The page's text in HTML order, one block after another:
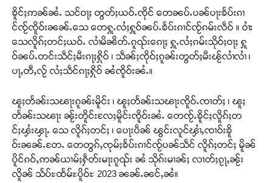
ၶိူင်ႈဢၼ်ၼႆႉ သင်ဝႃႈ တွတ်ႈယဝ်ႉၸိုင် တေၼပ်ႉပၼ်ပႃးၶႅပ်းၵၢ
င်ၸႂ်ၸိူဝ်းၼၼ်ႉသေ တေႁူႉလႆႈႁူဝ်ၼပ်ႉၶႅပ်းၵၢင်ၸႂ်ၵမ်းလဵဝ် ။ ဝၢႆး
သေလိူၵ်ႈတင်ႈယဝ်ႉ လၢႆမိၼိတ်ႉၵူၺ်းၵေႃႈ ႁူႉလႆႈၵမ်းသိုဝ်ႈဝႃႈ ႁူ
ဝ်ၼပ်ႉတင်းသဵင်ႈမီးၵႃႈႁိုဝ် ၊ သဵၼ်ႈၸိုဝ်ႈၵူၼ်းတွတ်ႈမီးၽႂ်လၢႆလၢႆ ၊
ပႃႇတီႇလႂ် လႆႈသဵင်ၵႃႈႁိုဝ် ၼႆၸိူဝ်းၼႆႉ။
ၽူႈတႅၼ်းသၽႃးၵူၼ်းမိူင်း ၊ ၽူႈတႅၼ်းသၽႃးၸိူဝ်ႉၸၢတ်ႈ ၊ ၽူႈ
တႅၼ်းသၽႃး ၼႂ်းတိူင်းလႄႈမိူင်းၸိူဝ်းၼႆႉ တေၸႂ်ႉၶိူင်ႈလိူၵ်ႈတ
င်ႈၾႆးၾႃႉ သေ လိူၵ်ႈတင်ႈ ၊ ပေႃးပဵၼ် ၽွင်းလူင်ၾၢႆႇၸၢဝ်းၶိူ
ဝ်းၼၼ်ႉတႄႉ တေတွၵ်ႇၸုမ်ႈၶႅပ်းၵၢင်ၸႂ်ပၼ်သဵင် လိူၵ်ႈတင်ႈ မိူၼ်
ပိူင်ၵဝ်ႇဢၼ်ယၢမ်ႈႁဵတ်းမႃးၵူၺ်း ၼႆ သိုၵ်းမၢၼ်ႈ လၢတ်ႈၵႂႃႇၼႂ်း
လိူၼ် သႅပ်ႊထႅမ်ႊပိူဝ်ႊ 2023 ၼၼ်ႉၼင်ႇၼႆ။